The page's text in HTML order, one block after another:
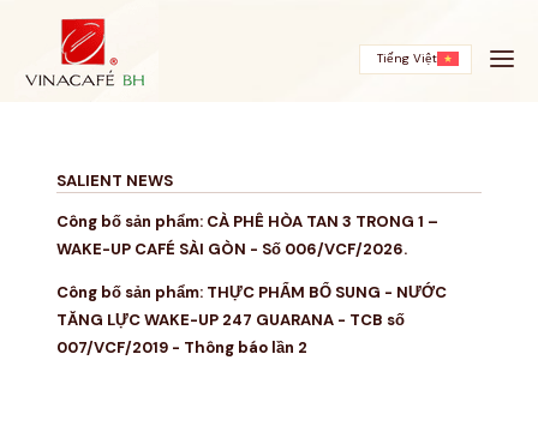
Tiếng Việt
SALIENT NEWS
Công bố sản phẩm: CÀ PHÊ HÒA TAN 3 TRONG 1 –
WAKE-UP CAFÉ SÀI GÒN - Số 006/VCF/2026.
Công bố sản phẩm: THỰC PHẨM BỔ SUNG - NƯỚC
TĂNG LỰC WAKE-UP 247 GUARANA - TCB số
007/VCF/2019 - Thông báo lần 2